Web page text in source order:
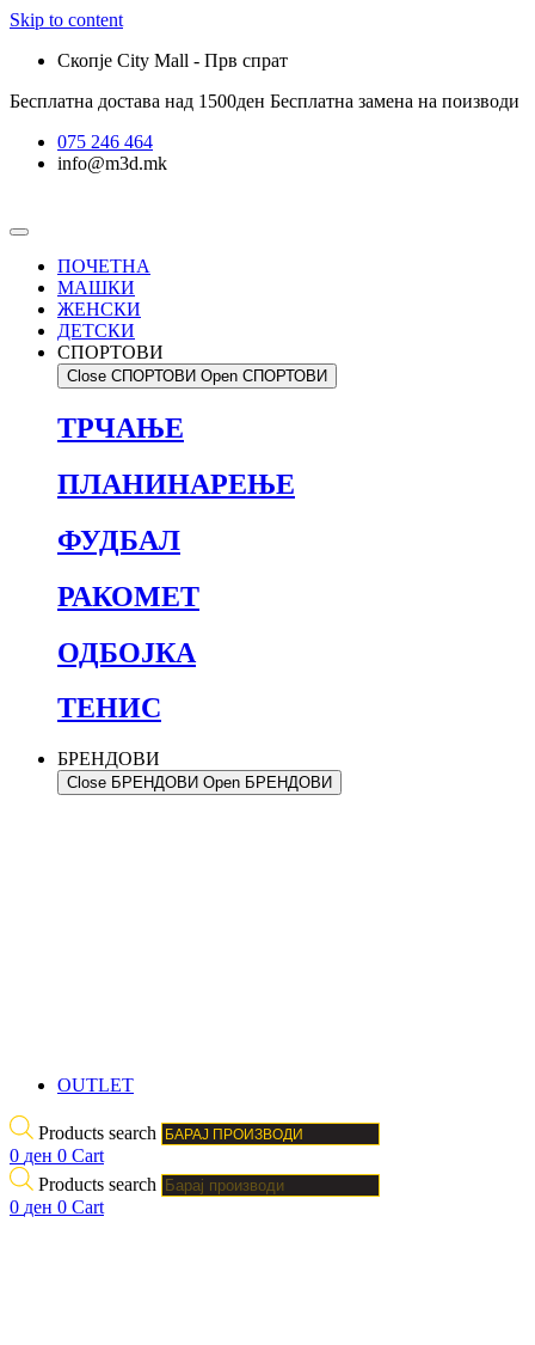
Skip to content
Скопје City Mall - Прв спрат
Бесплатна достава над 1500ден Бесплатна замена на поизводи
075 246 464
info@m3d.mk
ПОЧЕТНА
МАШКИ
ЖЕНСКИ
ДЕТСКИ
СПОРТОВИ
Close СПОРТОВИ Open СПОРТОВИ
ТРЧАЊЕ
ПЛАНИНАРЕЊЕ
ФУДБАЛ
РАКОМЕТ
ОДБОЈКА
ТЕНИС
БРЕНДОВИ
Close БРЕНДОВИ Open БРЕНДОВИ
OUTLET
Products search
0 ден 0 Cart
Products search
0 ден 0 Cart